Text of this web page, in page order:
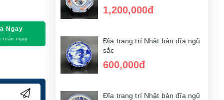
Ngay
toán ngay
1,200,000đ
Đĩa trang trí Nhật bản đĩa ngũ
sắc
600,000đ
Đĩa trang trí Nhật bản đĩa ngũ